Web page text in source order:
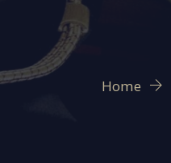
Home